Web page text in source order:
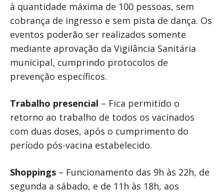
à quantidade máxima de 100 pessoas, sem
cobrança de ingresso e sem pista de dança. Os
eventos poderão ser realizados somente
mediante aprovação da Vigilância Sanitária
municipal, cumprindo protocolos de
prevenção específicos.
Trabalho presencial – Fica permitido o
retorno ao trabalho de todos os vacinados
com duas doses, após o cumprimento do
período pós-vacina estabelecido.
Shoppings – Funcionamento das 9h às 22h, de
segunda a sábado, e de 11h às 18h, aos